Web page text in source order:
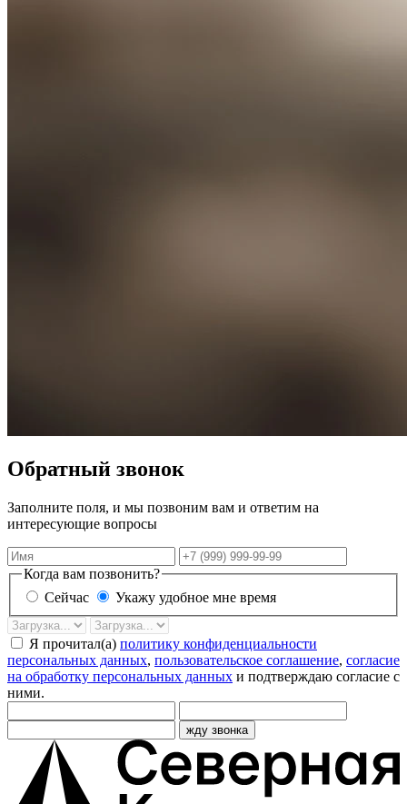
Обратный звонок
Заполните поля, и мы позвоним вам и ответим на
интересующие вопросы
Имя
Телефон
Когда вам позвонить?
Сейчас
Укажу удобное мне время
Дата
звонка
Время
Я прочитал(а) политику конфиденциальности
персональных данных, пользовательское соглашение, согласие
на обработку персональных данных и подтверждаю согласие с
ними.
жду звонка